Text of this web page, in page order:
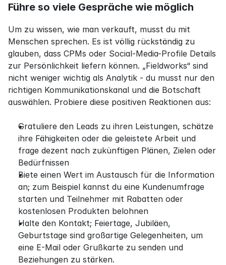
Führe so viele Gespräche wie möglich
Um zu wissen, wie man verkauft, musst du mit
Menschen sprechen. Es ist völlig rückständig zu
glauben, dass CPMs oder Social-Media-Profile Details
zur Persönlichkeit liefern können. „Fieldworks“ sind
nicht weniger wichtig als Analytik - du musst nur den
richtigen Kommunikationskanal und die Botschaft
auswählen. Probiere diese positiven Reaktionen aus:
Gratuliere den Leads zu ihren Leistungen, schätze
ihre Fähigkeiten oder die geleistete Arbeit und
frage dezent nach zukünftigen Plänen, Zielen oder
Bedürfnissen
Biete einen Wert im Austausch für die Information
an; zum Beispiel kannst du eine Kundenumfrage
starten und Teilnehmer mit Rabatten oder
kostenlosen Produkten belohnen
Halte den Kontakt; Feiertage, Jubiläen,
Geburtstage sind großartige Gelegenheiten, um
eine E-Mail oder Grußkarte zu senden und
Beziehungen zu stärken.